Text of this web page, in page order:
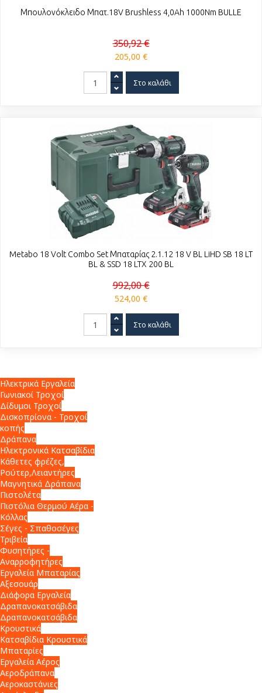
Μπουλονόκλειδο Μπατ.18V Brushless 4,0Ah 1000Nm BULLE
350,92 €
205,00 €
Metabo 18 Volt Combo Set Μπαταρίας 2.1.12 18 V BL LiHD SB 18 LT
BL & SSD 18 LTX 200 BL
992,00 €
524,00 €
Ηλεκτρικά Εργαλεία
Γωνιακοί Τροχοί
Δίδυμοι Τροχοί
Δισκοπρίονα - Τροχοί
κοπής
Δράπανα
Ηλεκτρονικά Κατσαβίδια
Κάθετες φρέζες,
Ρούτερ,Λειαντήρες
Μαγνητικά Δράπανα
Πιστολέτα
Πιστόλια Θερμού Αέρα -
Κόλλας
Σέγες - Σπαθοσέγες
Τριβεία
Φυσητήρες -
Αναρροφητήρες
Εργαλεία Μπαταρίας
Αξεσουάρ
Διάφορα Εργαλεία
Δραπανοκατσάβιδα
Δραπανοκατσάβιδα
Κρουστικά
Κατσαβίδια Κρουστικά
Μπαταρίες
Εργαλεία Αέρος
Αεροδράπανα
Αεροκαστάνιες